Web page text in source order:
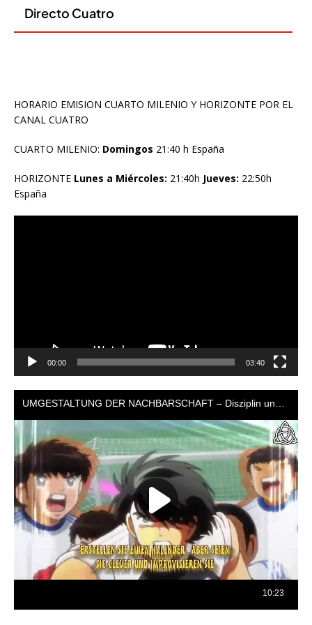
HORARIO EMISION CUARTO MILENIO Y HORIZONTE POR EL
CANAL CUATRO
CUARTO MILENIO: Domingos 21:40 h España
HORIZONTE Lunes a Miércoles: 21:40h Jueves: 22:50h
España
00:00 03:40